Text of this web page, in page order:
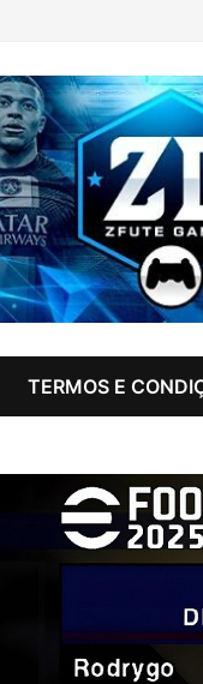
TERMOS E